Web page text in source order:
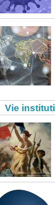
Vie